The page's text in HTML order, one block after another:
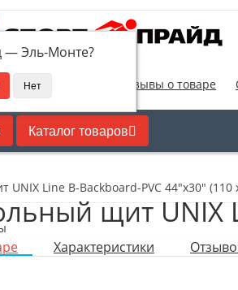
—Эль-Монте?
Отзывы о товаре
Каталог товаров
UNIX Line B-Backboard-PVC 44"x30" (110
щит UNIX
Характеристики